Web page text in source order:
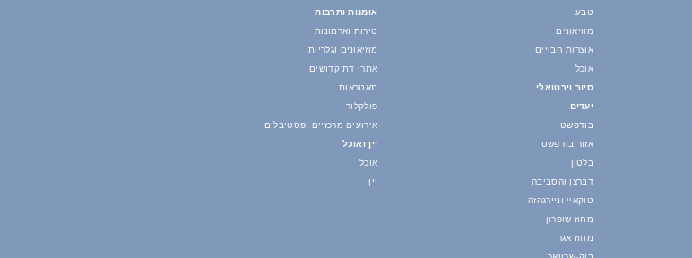
אומנות ותרבות
טירות וארמונות
מוזיאונים וגלריות
אתרי דת קדושים
תאטראות
פולקלור
אירועים מרכזיים ופסטיבלים
יין ואוכל
אוכל
יין
טבע
מוזיאונים
אוצרות חבויים
אוכל
סיור וירטואלי
יעדים
בודפשט
אזור בודפשט
בלטון
דברצן והסביבה
טוקאיי וניירגהזה
מחוז שופרון
מחוז אגר